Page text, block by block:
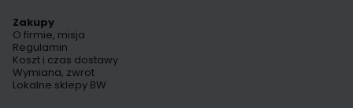
Zakupy
O firmie, misja
Regulamin
Koszt i czas dostawy
Wymiana, zwrot
Lokalne sklepy BW